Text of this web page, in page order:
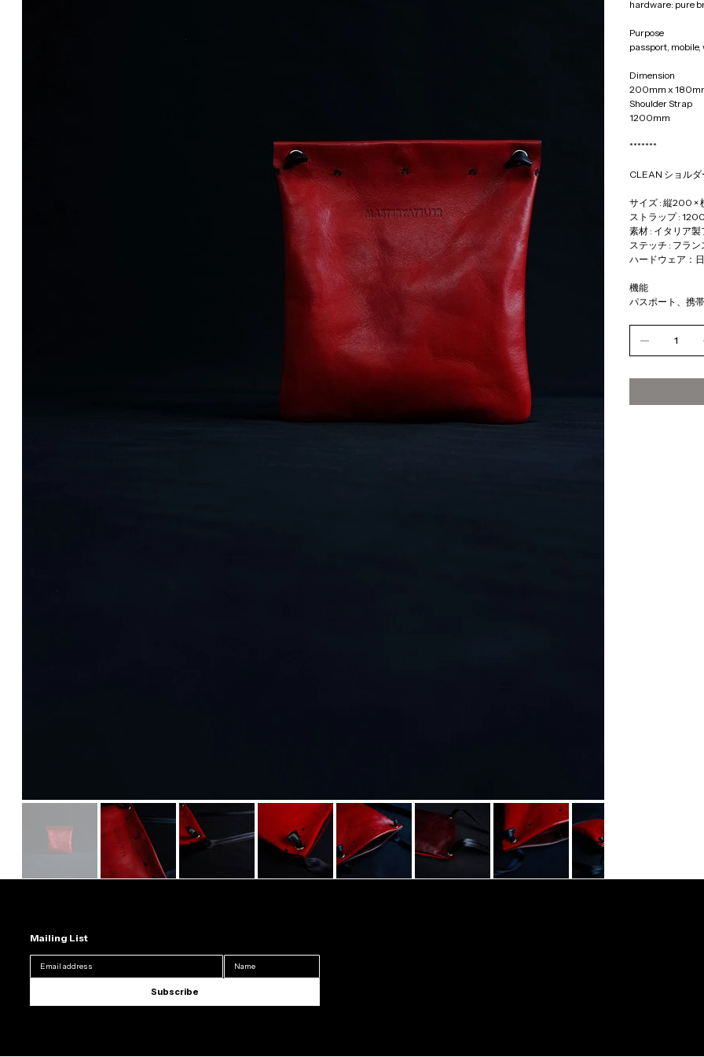
hardware: pure
Purpose
passport, mobile,
Dimension
200mm x
Shoulder Strap
1200mm
*******
CLEAN ショルダ
サイズ : 縦200 ×
ストラップ : 1200
素材 : イタリア
ステッチ : フラ
ハードウェア：
機能
パスポート、携
Mailing List
Subscribe